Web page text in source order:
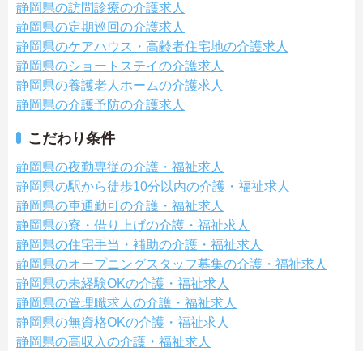
静岡県の訪問診療の介護求人
静岡県の定期巡回の介護求人
静岡県のケアハウス・高齢者住宅地の介護求人
静岡県のショートステイの介護求人
静岡県の養護老人ホームの介護求人
静岡県の介護予防の介護求人
こだわり条件
静岡県の夜勤専従の介護・福祉求人
静岡県の駅から徒歩10分以内の介護・福祉求人
静岡県の車通勤可の介護・福祉求人
静岡県の寮・借り上げの介護・福祉求人
静岡県の住宅手当・補助の介護・福祉求人
静岡県のオープニングスタッフ募集の介護・福祉求人
静岡県の未経験OKの介護・福祉求人
静岡県の管理職求人の介護・福祉求人
静岡県の無資格OKの介護・福祉求人
静岡県の高収入の介護・福祉求人